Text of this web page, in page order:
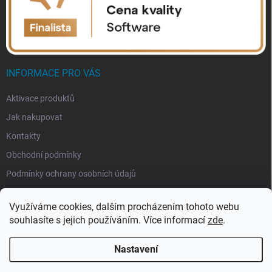
Využíváme cookies, dalším procházením tohoto webu
souhlasíte s jejich používáním. Více informací zde.
Nastavení
INFORMACE PRO VÁS
Aktivace produktů
Jak nakupovat
Kontakty
Obchodní podmínky
Podmínky ochrany osobních údajů